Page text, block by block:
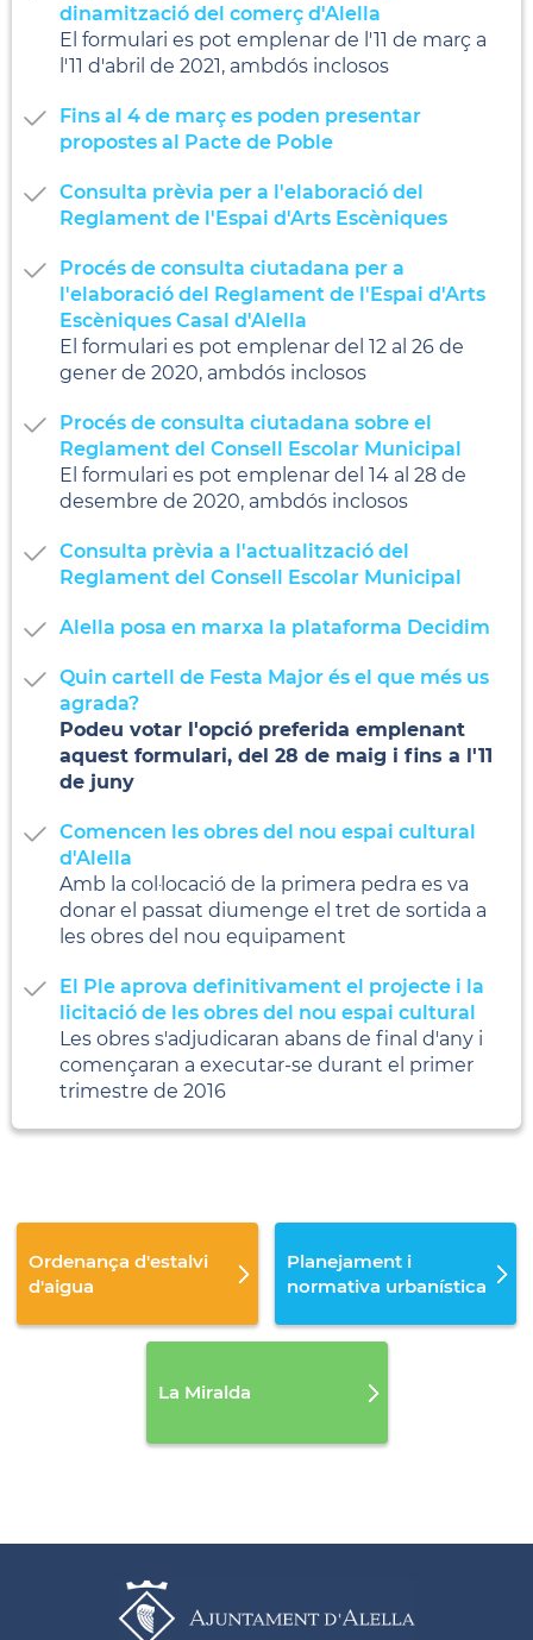
dinamització del comerç d'Alella
El formulari es pot emplenar de l'11 de març a
l'11 d'abril de 2021, ambdós inclosos
Fins al 4 de març es poden presentar
propostes al Pacte de Poble
Consulta prèvia per a l'elaboració del
Reglament de l'Espai d'Arts Escèniques
Procés de consulta ciutadana per a
l'elaboració del Reglament de l'Espai d'Arts
Escèniques Casal d'Alella
El formulari es pot emplenar del 12 al 26 de
gener de 2020, ambdós inclosos
Procés de consulta ciutadana sobre el
Reglament del Consell Escolar Municipal
El formulari es pot emplenar del 14 al 28 de
desembre de 2020, ambdós inclosos
Consulta prèvia a l'actualització del
Reglament del Consell Escolar Municipal
Alella posa en marxa la plataforma Decidim
Quin cartell de Festa Major és el que més us
agrada?
Podeu votar l'opció preferida emplenant
aquest formulari, del 28 de maig i fins a l'11
de juny
Comencen les obres del nou espai cultural
d'Alella
Amb la col·locació de la primera pedra es va
donar el passat diumenge el tret de sortida a
les obres del nou equipament
El Ple aprova definitivament el projecte i la
licitació de les obres del nou espai cultural
Les obres s'adjudicaran abans de final d'any i
començaran a executar-se durant el primer
trimestre de 2016
Ordenança d'estalvi
d'aigua
Planejament i
normativa urbanística
La Miralda